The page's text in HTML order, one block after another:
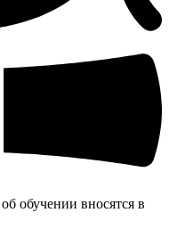
обучении вносятся в